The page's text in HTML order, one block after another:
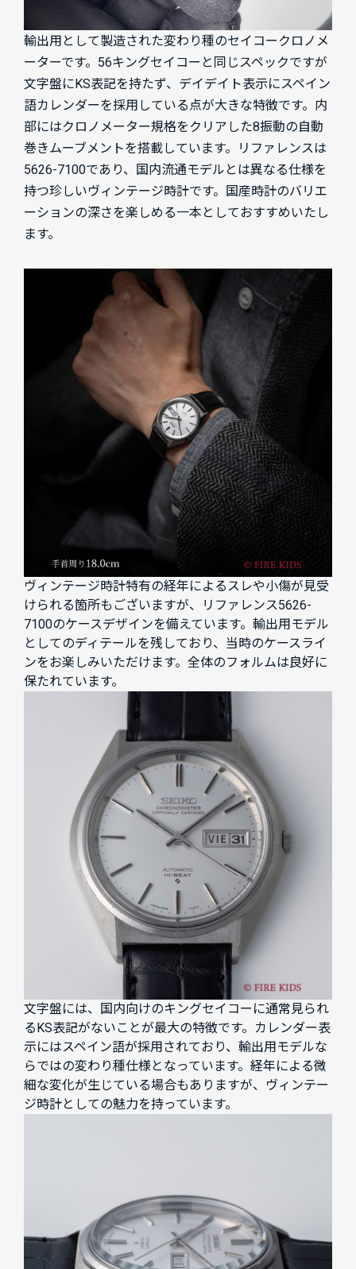
輸出用として製造された変わり種のセイコークロノメ
ーターです。56キングセイコーと同じスペックですが
文字盤にKS表記を持たず、デイデイト表示にスペイン
語カレンダーを採用している点が大きな特徴です。内
部にはクロノメーター規格をクリアした8振動の自動
巻きムーブメントを搭載しています。リファレンスは
5626-7100であり、国内流通モデルとは異なる仕様を
持つ珍しいヴィンテージ時計です。国産時計のバリエ
ーションの深さを楽しめる一本としておすすめいたし
ます。
ヴィンテージ時計特有の経年によるスレや小傷が見受
けられる箇所もございますが、リファレンス5626-
7100のケースデザインを備えています。輸出用モデル
としてのディテールを残しており、当時のケースライ
ンをお楽しみいただけます。全体のフォルムは良好に
保たれています。
文字盤には、国内向けのキングセイコーに通常見られ
るKS表記がないことが最大の特徴です。カレンダー表
示にはスペイン語が採用されており、輸出用モデルな
らではの変わり種仕様となっています。経年による微
細な変化が生じている場合もありますが、ヴィンテー
ジ時計としての魅力を持っています。